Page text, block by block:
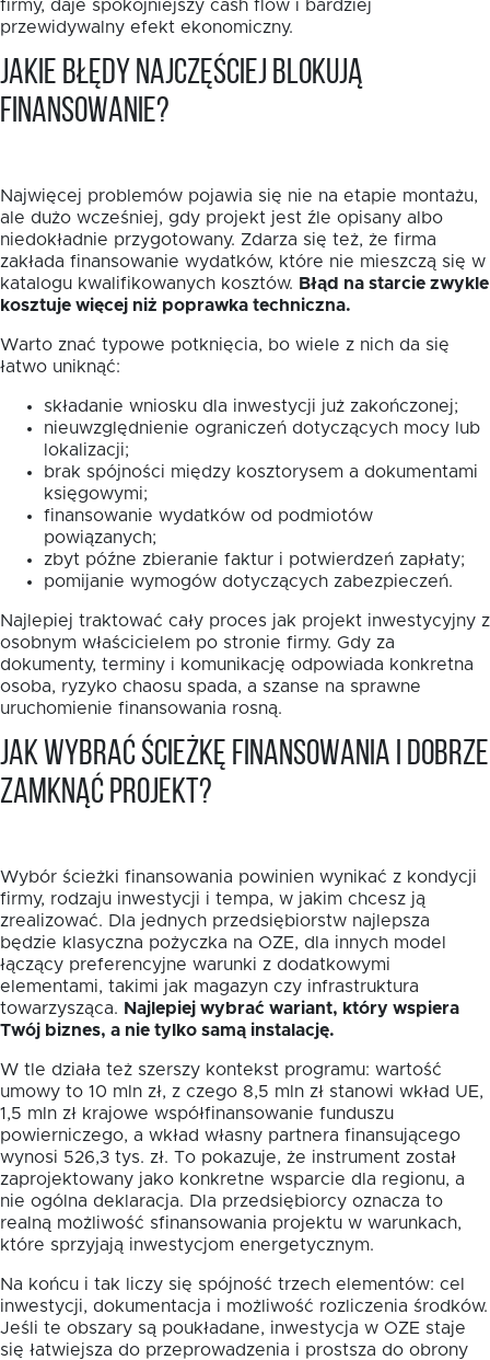
firmy, daje spokojniejszy cash flow i bardziej
przewidywalny efekt ekonomiczny.
Jakie błędy najczęściej blokują
finansowanie?
Najwięcej problemów pojawia się nie na etapie montażu,
ale dużo wcześniej, gdy projekt jest źle opisany albo
niedokładnie przygotowany. Zdarza się też, że firma
zakłada finansowanie wydatków, które nie mieszczą się w
katalogu kwalifikowanych kosztów. Błąd na starcie zwykle
kosztuje więcej niż poprawka techniczna.
Warto znać typowe potknięcia, bo wiele z nich da się
łatwo uniknąć:
składanie wniosku dla inwestycji już zakończonej;
nieuwzględnienie ograniczeń dotyczących mocy lub
lokalizacji;
brak spójności między kosztorysem a dokumentami
księgowymi;
finansowanie wydatków od podmiotów
powiązanych;
zbyt późne zbieranie faktur i potwierdzeń zapłaty;
pomijanie wymogów dotyczących zabezpieczeń.
Najlepiej traktować cały proces jak projekt inwestycyjny z
osobnym właścicielem po stronie firmy. Gdy za
dokumenty, terminy i komunikację odpowiada konkretna
osoba, ryzyko chaosu spada, a szanse na sprawne
uruchomienie finansowania rosną.
Jak wybrać ścieżkę finansowania i dobrze
zamknąć projekt?
Wybór ścieżki finansowania powinien wynikać z kondycji
firmy, rodzaju inwestycji i tempa, w jakim chcesz ją
zrealizować. Dla jednych przedsiębiorstw najlepsza
będzie klasyczna pożyczka na OZE, dla innych model
łączący preferencyjne warunki z dodatkowymi
elementami, takimi jak magazyn czy infrastruktura
towarzysząca. Najlepiej wybrać wariant, który wspiera
Twój biznes, a nie tylko samą instalację.
W tle działa też szerszy kontekst programu: wartość
umowy to 10 mln zł, z czego 8,5 mln zł stanowi wkład UE,
1,5 mln zł krajowe współfinansowanie funduszu
powierniczego, a wkład własny partnera finansującego
wynosi 526,3 tys. zł. To pokazuje, że instrument został
zaprojektowany jako konkretne wsparcie dla regionu, a
nie ogólna deklaracja. Dla przedsiębiorcy oznacza to
realną możliwość sfinansowania projektu w warunkach,
które sprzyjają inwestycjom energetycznym.
Na końcu i tak liczy się spójność trzech elementów: cel
inwestycji, dokumentacja i możliwość rozliczenia środków.
Jeśli te obszary są poukładane, inwestycja w OZE staje
się łatwiejsza do przeprowadzenia i prostsza do obrony